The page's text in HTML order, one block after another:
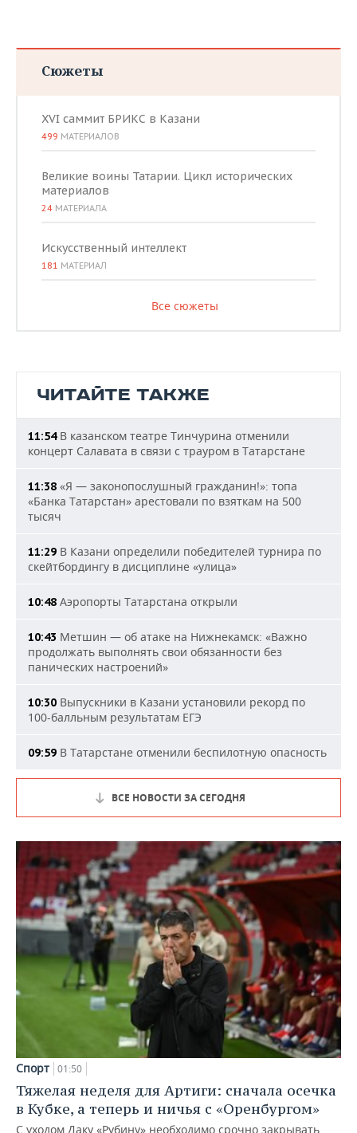
Сюжеты
XVI саммит БРИКС в Казани
499 МАТЕРИАЛОВ
Великие воины Татарии. Цикл исторических
материалов
24 МАТЕРИАЛА
Искусственный интеллект
181 МАТЕРИАЛ
Все сюжеты
ЧИТАЙТЕ ТАКЖЕ
11:54В казанском театре Тинчурина отменили
концерт Салавата в связи с трауром в Татарстане
11:38 «Я — законопослушный гражданин!»: топа
«Банка Татарстан» арестовали по взяткам на 500
тысяч
11:29 В Казани определили победителей турнира по
скейтбордингу в дисциплине «улица»
10:48 Аэропорты Татарстана открыли
10:43 Метшин — об атаке на Нижнекамск: «Важно
продолжать выполнять свои обязанности без
панических настроений»
10:30 Выпускники в Казани установили рекорд по
100-балльным результатам ЕГЭ
09:59 В Татарстане отменили беспилотную опасность
ВСЕ НОВОСТИ ЗА СЕГОДНЯ
Спорт 01:50
Тяжелая неделя для Артиги: сначала осечка
в Кубке, а теперь и ничья с «Оренбургом»
С уходом Даку «Рубину» необходимо срочно закрывать